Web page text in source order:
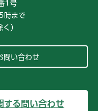
1号
時まで
）
問い合わせ
する問い合わせ